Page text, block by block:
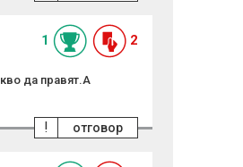
1 2
да правят.А
отговор
!